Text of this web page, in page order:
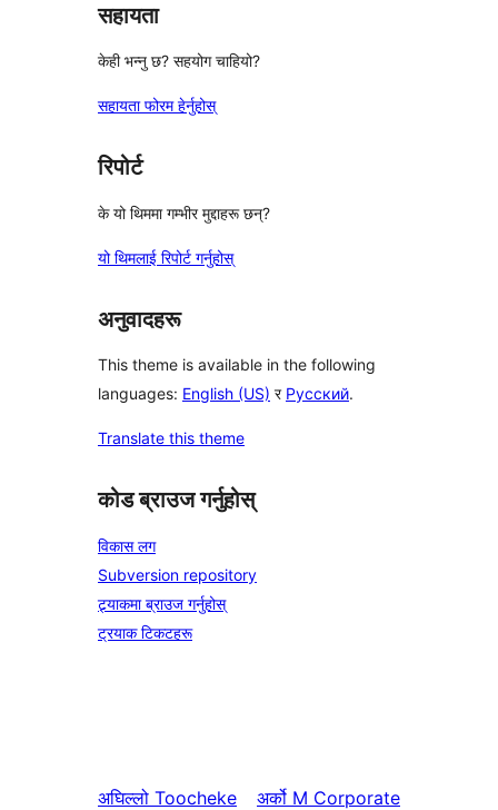
सहायता
केही भन्नु छ? सहयोग चाहियो?
सहायता फोरम हेर्नुहोस्
रिपोर्ट
के यो थिममा गम्भीर मुद्दाहरू छन्?
यो थिमलाई रिपोर्ट गर्नुहोस्
अनुवादहरू
This theme is available in the following
languages: English (US) र Русский.
Translate this theme
कोड ब्राउज गर्नुहोस्
विकास लग
Subversion repository
ट्र्याकमा ब्राउज गर्नुहोस्
ट्रयाक टिकटहरू
अघिल्लो Toocheke अर्को M Corporate